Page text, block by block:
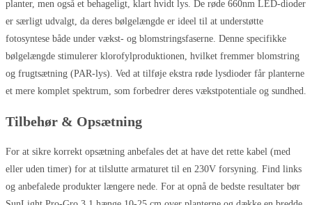
planter, men også et behageligt, klart hvidt lys. De røde 660nm LED-dioder
er særligt udvalgt, da deres bølgelængde er ideel til at understøtte
fotosyntese både under vækst- og blomstringsfaserne. Denne specifikke
bølgelængde stimulerer klorofylproduktionen, hvilket fremmer blomstring
og frugtsætning (PAR-lys). Ved at tilføje ekstra røde lysdioder får planterne
et mere komplet spektrum, som forbedrer deres vækstpotentiale og sundhed.
Tilbehør & Opsætning
For at sikre korrekt opsætning anbefales det at have det rette kabel (med
eller uden timer) for at tilslutte armaturet til en 230V forsyning. Find links
og anbefalede produkter længere nede. For at opnå de bedste resultater bør